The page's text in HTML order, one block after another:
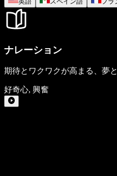
ナレーション
期待とワクワクが高まる、夢
好奇心, 興奮